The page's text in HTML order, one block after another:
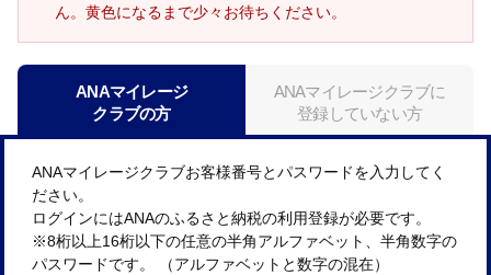
ん。黄色になるまで少々お待ちください。
ANAマイレージ
クラブの方
ANAマイレージクラブに
登録していない方
ANAマイレージクラブお客様番号とパスワードを入力してく
ださい。
ログインにはANAのふるさと納税の利用登録が必要です。
※8桁以上16桁以下の任意の半角アルファベット、半角数字の
パスワードです。 （アルファベットと数字の混在）